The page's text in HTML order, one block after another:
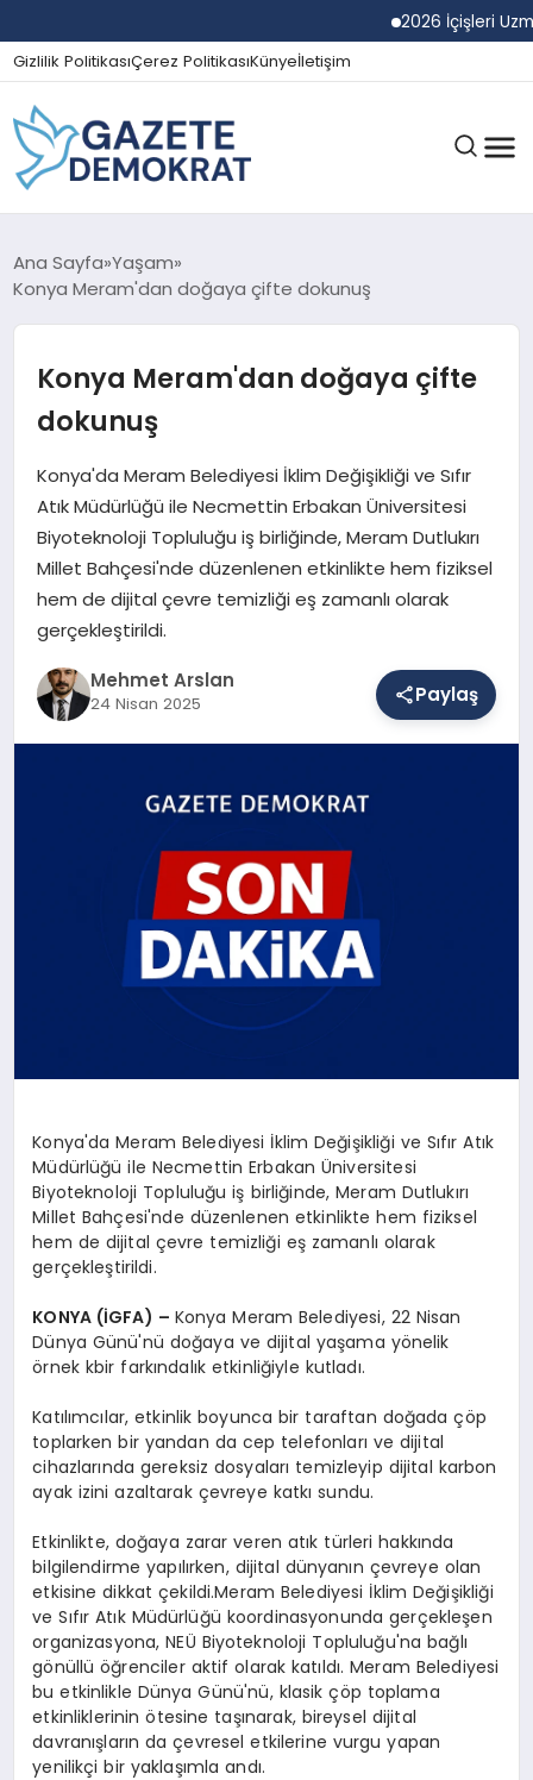
2026 İçişleri Uzman
Gizlilik PolitikasıÇerez PolitikasıKünyeİletişim
GÜNDEM
SPOR
SAĞLIK
EĞITIM
Ana Sayfa Yaşam
Konya Meram'dan doğaya çifte dokunuş
Konya Meram'dan doğaya çifte
dokunuş
Konya'da Meram Belediyesi İklim Değişikliği ve Sıfır
Atık Müdürlüğü ile Necmettin Erbakan Üniversitesi
Biyoteknoloji Topluluğu iş birliğinde, Meram Dutlukırı
Millet Bahçesi'nde düzenlenen etkinlikte hem fiziksel
hem de dijital çevre temizliği eş zamanlı olarak
gerçekleştirildi.
Mehmet Arslan
24 Nisan 2025 Paylaş
Konya'da Meram Belediyesi İklim Değişikliği ve Sıfır Atık
Müdürlüğü ile Necmettin Erbakan Üniversitesi
Biyoteknoloji Topluluğu iş birliğinde, Meram Dutlukırı
Millet Bahçesi'nde düzenlenen etkinlikte hem fiziksel
hem de dijital çevre temizliği eş zamanlı olarak
gerçekleştirildi.
KONYA (İGFA) – Konya Meram Belediyesi, 22 Nisan
Dünya Günü'nü doğaya ve dijital yaşama yönelik
örnek kbir farkındalık etkinliğiyle kutladı.
Katılımcılar, etkinlik boyunca bir taraftan doğada çöp
toplarken bir yandan da cep telefonları ve dijital
cihazlarında gereksiz dosyaları temizleyip dijital karbon
ayak izini azaltarak çevreye katkı sundu.
Etkinlikte, doğaya zarar veren atık türleri hakkında
bilgilendirme yapılırken, dijital dünyanın çevreye olan
etkisine dikkat çekildi.Meram Belediyesi İklim Değişikliği
ve Sıfır Atık Müdürlüğü koordinasyonunda gerçekleşen
organizasyona, NEÜ Biyoteknoloji Topluluğu'na bağlı
gönüllü öğrenciler aktif olarak katıldı. Meram Belediyesi
bu etkinlikle Dünya Günü'nü, klasik çöp toplama
etkinliklerinin ötesine taşınarak, bireysel dijital
davranışların da çevresel etkilerine vurgu yapan
yenilikçi bir yaklaşımla andı.